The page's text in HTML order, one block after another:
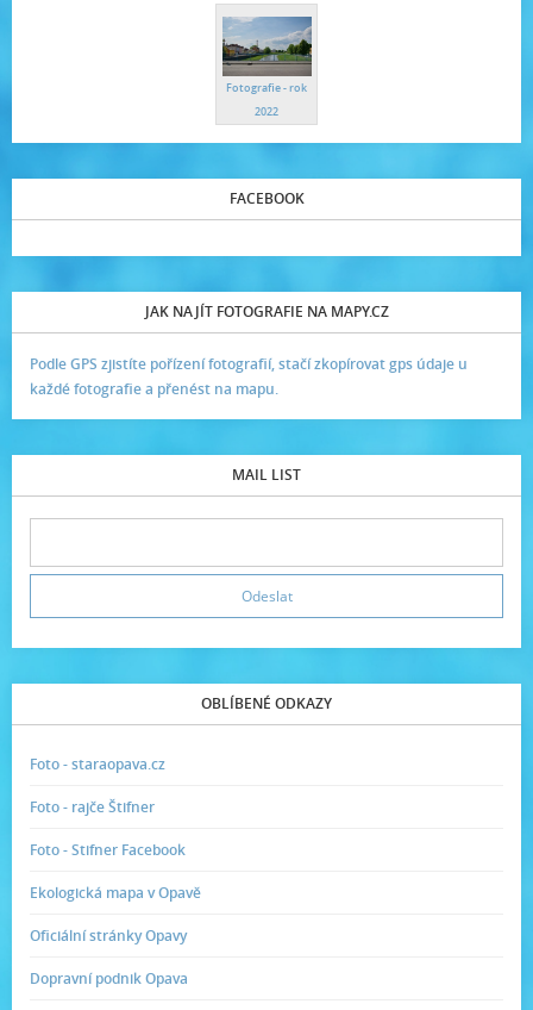
Fotografie - rok
2022
FACEBOOK
JAK NAJÍT FOTOGRAFIE NA MAPY.CZ
Podle GPS zjistíte pořízení fotografií, stačí zkopírovat gps údaje u
každé fotografie a přenést na mapu.
MAIL LIST
OBLÍBENÉ ODKAZY
Foto - staraopava.cz
Foto - rajče Štifner
Foto - Stifner Facebook
Ekologická mapa v Opavě
Oficiální stránky Opavy
Dopravní podnik Opava